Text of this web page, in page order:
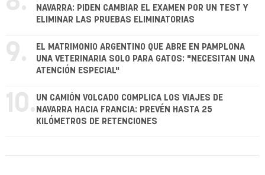
NAVARRA: PIDEN CAMBIAR EL EXAMEN POR UN TEST Y
ELIMINAR LAS PRUEBAS ELIMINATORIAS
9.
EL MATRIMONIO ARGENTINO QUE ABRE EN PAMPLONA
UNA VETERINARIA SOLO PARA GATOS: "NECESITAN UNA
ATENCIÓN ESPECIAL"
10. UN CAMIÓN VOLCADO COMPLICA LOS VIAJES DE
NAVARRA HACIA FRANCIA: PREVÉN HASTA 25
KILÓMETROS DE RETENCIONES